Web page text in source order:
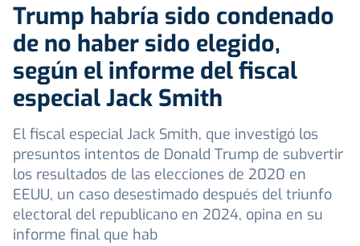
Trump habría sido condenado
de no haber sido elegido,
según el informe del fiscal
especial Jack Smith
El fiscal especial Jack Smith, que investigó los
presuntos intentos de Donald Trump de subvertir
los resultados de las elecciones de 2020 en
EEUU, un caso desestimado después del triunfo
electoral del republicano en 2024, opina en su
informe final que hab